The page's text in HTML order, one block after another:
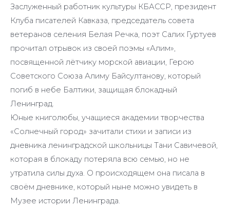
Заслуженный работник культуры КБАССР, президент
Клуба писателей Кавказа, председатель совета
ветеранов селения Белая Речка, поэт Салих Гуртуев
прочитал отрывок из своей поэмы «Алим»,
посвященной лётчику морской авиации, Герою
Советского Союза Алиму Байсултанову, который
погиб в небе Балтики, защищая блокадный
Ленинград.
Юные книголюбы, учащиеся академии творчества
«Солнечный город» зачитали стихи и записи из
дневника ленинградской школьницы Тани Савичевой,
которая в блокаду потеряла всю семью, но не
утратила силы духа. О происходящем она писала в
своём дневнике, который ныне можно увидеть в
Музее истории Ленинграда.